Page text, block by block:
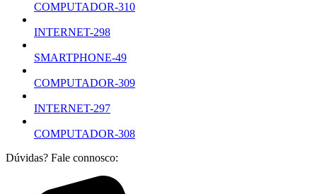
COMPUTADOR-310
INTERNET-298
SMARTPHONE-49
COMPUTADOR-309
INTERNET-297
COMPUTADOR-308
Dúvidas? Fale connosco: